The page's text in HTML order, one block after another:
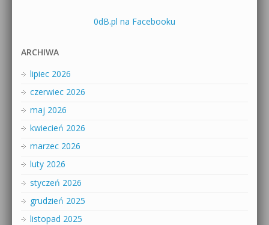
0dB.pl na Facebooku
ARCHIWA
lipiec 2026
czerwiec 2026
maj 2026
kwiecień 2026
marzec 2026
luty 2026
styczeń 2026
grudzień 2025
listopad 2025